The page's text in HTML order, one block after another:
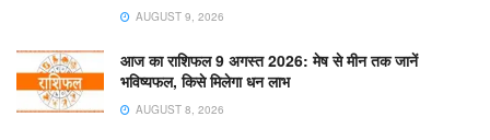
AUGUST 9, 2026
आज का राशिफल 9 अगस्त 2026: मेष से मीन तक जानें
भविष्यफल, किसे मिलेगा धन लाभ
AUGUST 8, 2026